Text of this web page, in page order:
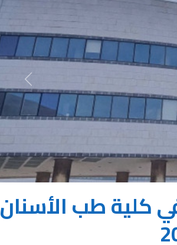
Next
كلية طب الأسنان